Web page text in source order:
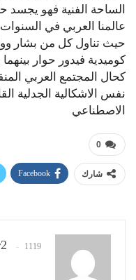
الساحة الفنية فهو
عالمنا العربي في
حيث تناول كل من بشار
كوميدية فيدور حوار
كحال المجتمع العربي
نفس الاشكالية الجدلية
الاصطناعي
0
شارك Facebook
1119 المشاركات